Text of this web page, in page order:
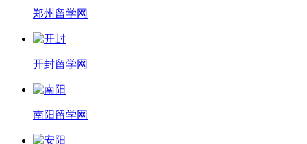
郑州留学网
开封留学网
南阳留学网